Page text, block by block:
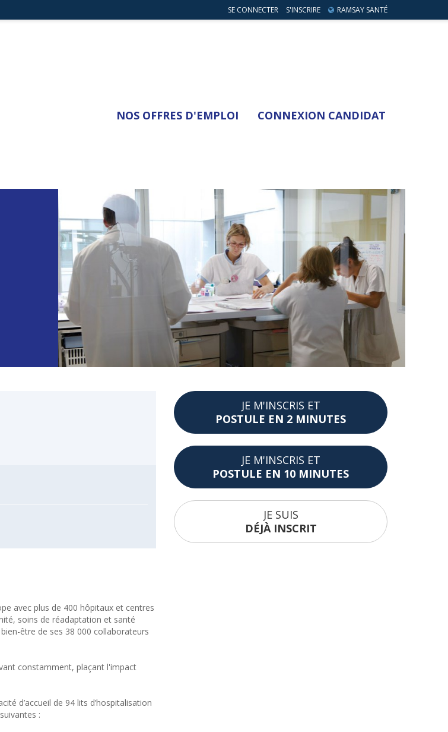
SE CONNECTER S'INSCRIRE RAMSAY SANTÉ
NOS OFFRES D'EMPLOI CONNEXION CANDIDAT
avec plus de 400 hôpitaux et centres
soins de réadaptation et santé
être de ses 38 000 collaborateurs
constamment, plaçant l'impact
d’accueil de 94 lits d’hospitalisation
:
JE M'INSCRIS ET
POSTULE EN 2 MINUTES
JE M'INSCRIS ET
POSTULE EN 10 MINUTES
JE SUIS
DÉJÀ INSCRIT